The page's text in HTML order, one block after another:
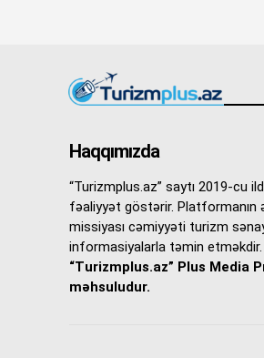
Haqqımızda
“Turizmplus.az” saytı 2019-cu
fəaliyyət göstərir. Platformanın
missiyası cəmiyyəti turizm
informasiyalarla təmin etməkdir.
“Turizmplus.az” Plus Media
məhsuludur.